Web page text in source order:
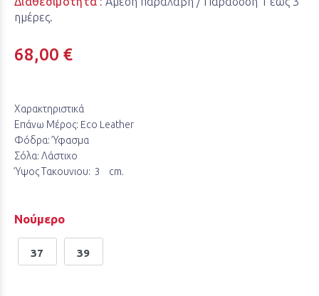
ημέρες.
68,00 €
Χαρακτηριστικά
Επάνω Μέρος: Eco Leather
Φόδρα: Ύφασμα
Σόλα: Λάστιχο
Ύψος Τακουνιου: 3 cm.
Νούμερο
37 39